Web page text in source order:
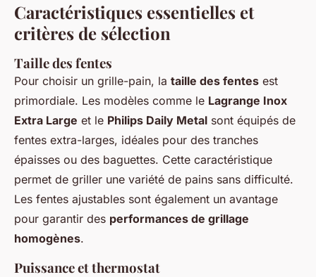
Caractéristiques essentielles et
critères de sélection
Taille des fentes
Pour choisir un grille-pain, la taille des fentes est
primordiale. Les modèles comme le Lagrange Inox
Extra Large et le Philips Daily Metal sont équipés de
fentes extra-larges, idéales pour des tranches
épaisses ou des baguettes. Cette caractéristique
permet de griller une variété de pains sans difficulté.
Les fentes ajustables sont également un avantage
pour garantir des performances de grillage
homogènes.
Puissance et thermostat